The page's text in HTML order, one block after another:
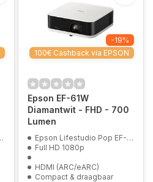
-19%
100€ Cashback via EPSON
Epson EF-61W
Diamantwit - FHD - 700
Lumen
Epson Lifestudio Pop EF-61W
Full HD 1080p
HDMI (ARC/eARC)
Compact & draagbaar